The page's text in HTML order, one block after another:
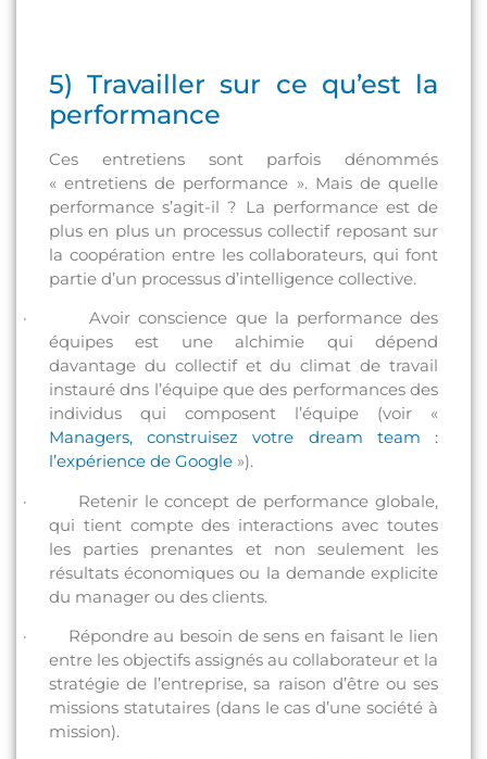
5) Travailler sur ce qu’est la
performance
Ces entretiens sont parfois dénommés
« entretiens de performance ». Mais de quelle
performance s’agit-il ? La performance est de
plus en plus un processus collectif reposant sur
la coopération entre les collaborateurs, qui font
partie d’un processus d’intelligence collective.
· Avoir conscience que la performance des
équipes est une alchimie qui dépend
davantage du collectif et du climat de travail
instauré dns l’équipe que des performances des
individus qui composent l’équipe (voir «
Managers, construisez votre dream team :
l’expérience de Google »).
· Retenir le concept de performance globale,
qui tient compte des interactions avec toutes
les parties prenantes et non seulement les
résultats économiques ou la demande explicite
du manager ou des clients.
· Répondre au besoin de sens en faisant le lien
entre les objectifs assignés au collaborateur et la
stratégie de l’entreprise, sa raison d’être ou ses
missions statutaires (dans le cas d’une société à
mission).